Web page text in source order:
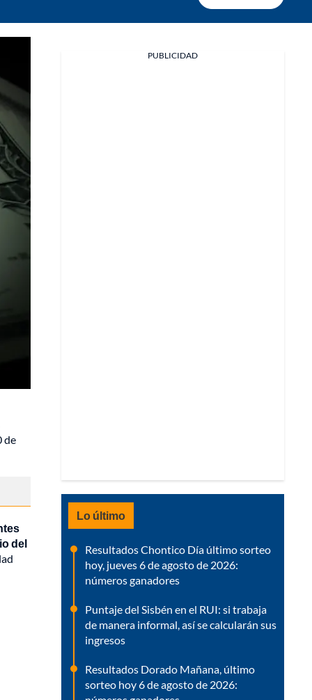
de
del
PUBLICIDAD
Lo último
Resultados Chontico Día último sorteo
hoy, jueves 6 de agosto de 2026:
números ganadores
Puntaje del Sisbén en el RUI: si trabaja
de manera informal, así se calcularán sus
ingresos
Resultados Dorado Mañana, último
sorteo hoy 6 de agosto de 2026: